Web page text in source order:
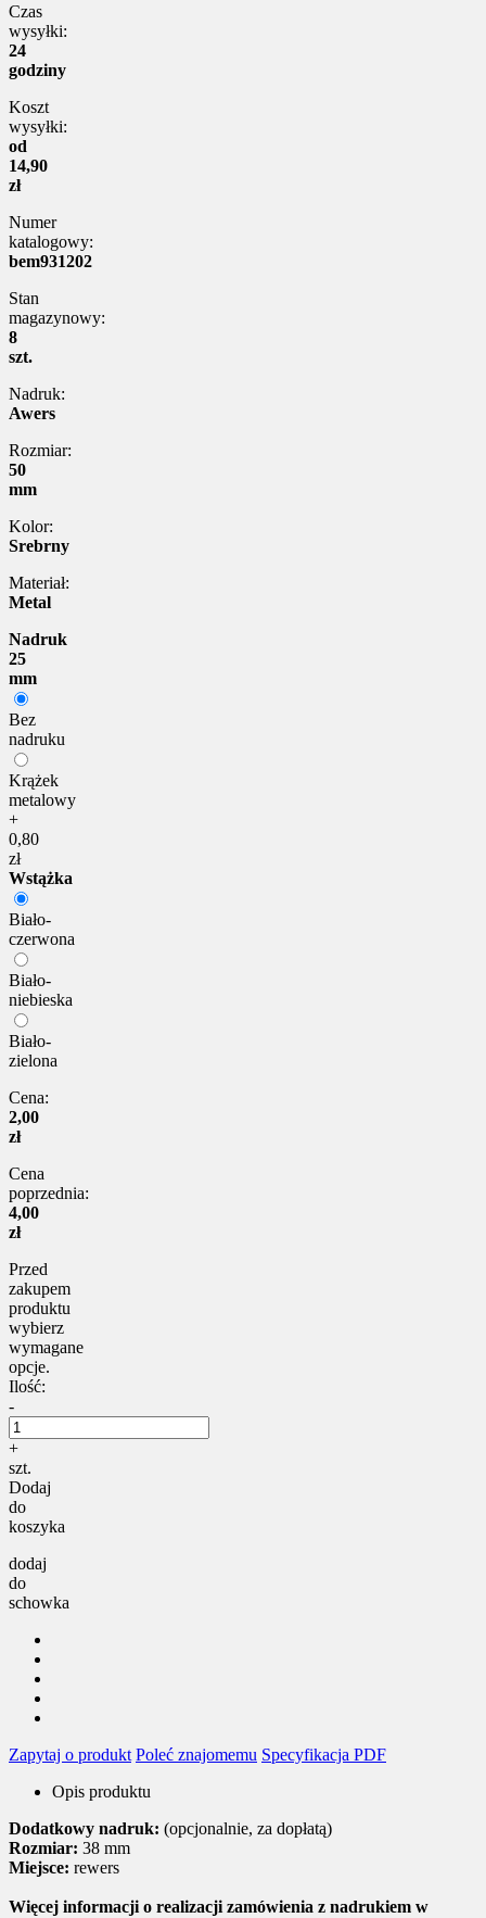
Czas
wysyłki:
24
godziny
Koszt
wysyłki:
od
14,90
zł
Numer
katalogowy:
bem931202
Stan
magazynowy:
8
szt.
Nadruk:
Awers
Rozmiar:
50
mm
Kolor:
Srebrny
Materiał:
Metal
Nadruk
25
mm
Bez
nadruku
Krążek
metalowy
+
0,80
zł
Wstążka
Biało-
czerwona
Biało-
niebieska
Biało-
zielona
Cena:
2,00
zł
Cena
poprzednia:
4,00
zł
Przed
zakupem
produktu
wybierz
wymagane
opcje.
Ilość:
-
+
szt.
Dodaj
do
koszyka
dodaj
do
schowka
Zapytaj o produkt Poleć znajomemu Specyfikacja PDF
Opis produktu
Dodatkowy nadruk: (opcjonalnie, za dopłatą)
Rozmiar: 38 mm
Miejsce: rewers
Więcej informacji o realizacji zamówienia z nadrukiem w